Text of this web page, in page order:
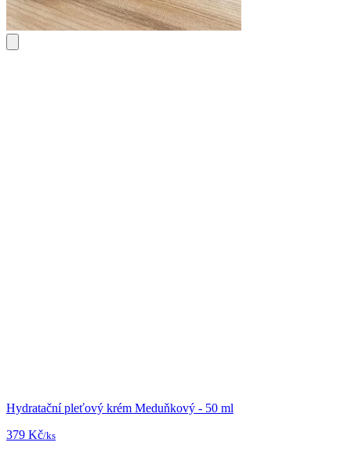
Hydratační pleťový krém Meduňkový - 50 ml
379 Kč/ks